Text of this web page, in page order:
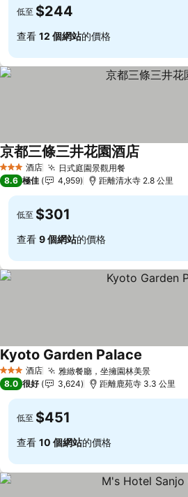
低至 $244
查看 12 個網站的價格
3 星級 酒店 日式庭園景觀用餐查看價格
京都三條三井花園酒店
8.6 極佳 4,959 距離清水寺 2.8 公里
低至 $301
查看 9 個網站的價格
3 星級 酒店 雅緻餐廳，坐擁園林美景查看價格
Kyoto Garden Palace
8.0 很好 3,624 距離鹿苑寺 3.3 公里
低至 $451
查看 10 個網站的價格